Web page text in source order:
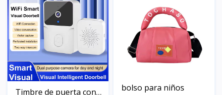
Timbre de puerta con
bolso para niños